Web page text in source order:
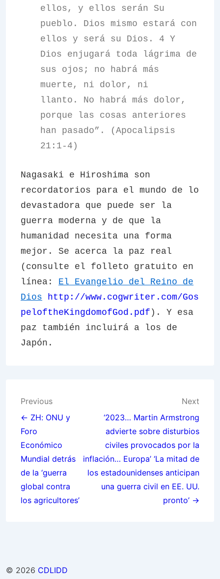
ellos, y ellos serán Su
pueblo. Dios mismo estará con
ellos y será su Dios. 4 Y
Dios enjugará toda lágrima de
sus ojos; no habrá más
muerte, ni dolor, ni
llanto. No habrá más dolor,
porque las cosas anteriores
han pasado”. (Apocalipsis
21:1-4)
Nagasaki e Hiroshima son
recordatorios para el mundo de lo
devastadora que puede ser la
guerra moderna y de que la
humanidad necesita una forma
mejor. Se acerca la paz real
(consulte el folleto gratuito en
línea: El Evangelio del Reino de
Dios
http://www.cogwriter.com/Gos
peloftheKingdomofGod.pdf ). Y esa
paz también incluirá a los de
Japón.
Post
navigation
Previous
← ZH: ONU y
Foro
Económico
Mundial detrás
de la ‘guerra
global contra
los agricultores’
Next
‘2023… Martin Armstrong
advierte sobre disturbios
civiles provocados por la
inflación… Europa’ ‘La mitad de
los estadounidenses anticipan
una guerra civil en EE. UU.
pronto’ →
© 2026 CDLIDD